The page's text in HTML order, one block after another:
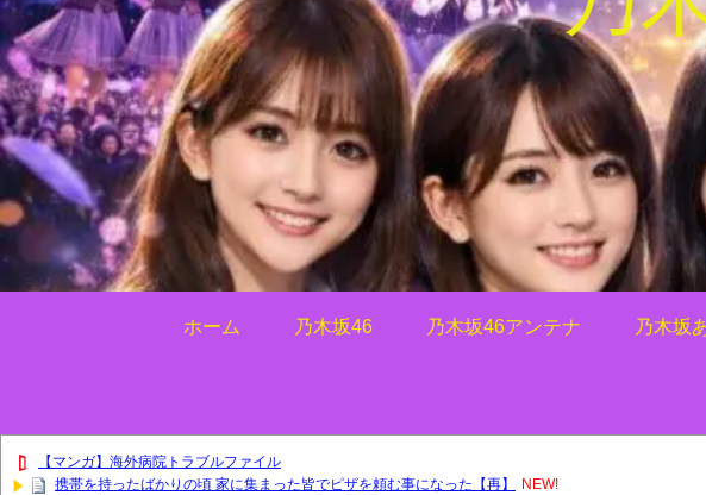
ホーム 乃木坂46 乃木坂46アンテナ 乃木坂
【マンガ】海外病院トラブルファイル
携帯を持ったばかりの頃 家に集まった皆でピザを頼む事になった【再】
NEW!